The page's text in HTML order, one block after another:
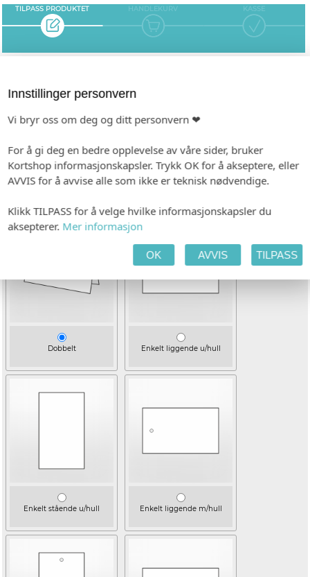
TILPASS PRODUKTET HANDLEKURV KASSE
Gjestens navn i produkt
Du må logge inn for å opprette navneliste.
Hvitt, ubestrøket
Dobbelt Enkelt liggende u/hull
Enkelt stående u/hull Enkelt liggende m/hull
Innstillinger personvern
Vi bryr oss om deg og ditt personvern ❤
For å gi deg en bedre opplevelse av våre sider, bruker
Kortshop informasjonskapsler. Trykk OK for å akseptere, eller
AVVIS for å avvise alle som ikke er teknisk nødvendige.
Klikk TILPASS for å velge hvilke informasjonskapsler du
aksepterer. Mer informasjon
OK AVVIS TILPASS